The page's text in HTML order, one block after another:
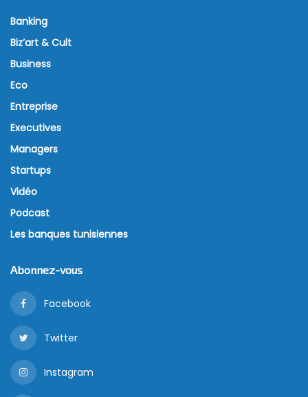
Banking
Biz’art & Cult
Business
Eco
Entreprise
Executives
Managers
Startups
Vidéo
Podcast
Les banques tunisiennes
Abonnez-vous
Facebook
Twitter
Instagram